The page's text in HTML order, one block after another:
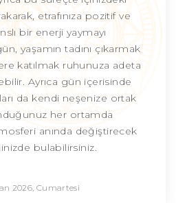
etrafınıza pozitif ve
bir enerji yaymayı
yaşamın tadını çıkarmak
katılmak ruhunuza adeta
Ayrıca gün içerisinde
da kendi neşenize ortak
her ortamda
anında değiştirecek
bulabilirsiniz.
2026, Cumartesi